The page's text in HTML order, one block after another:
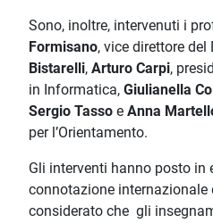
Sono, inoltre, intervenuti i
Formisano, vice direttore
Bistarelli, Arturo Carpi,
in Informatica, Giulianella
Sergio Tasso e Anna
per l’Orientamento.
Gli interventi hanno posto in
connotazione internazionale
considerato che gli